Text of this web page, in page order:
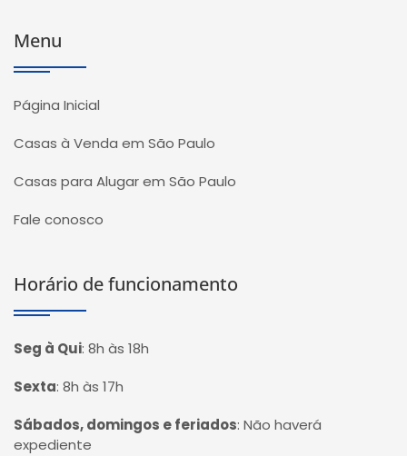
Menu
Página Inicial
Casas à Venda em São Paulo
Casas para Alugar em São Paulo
Fale conosco
Horário de funcionamento
Seg à Qui: 8h às 18h
Sexta: 8h às 17h
Sábados, domingos e feriados: Não haverá
expediente